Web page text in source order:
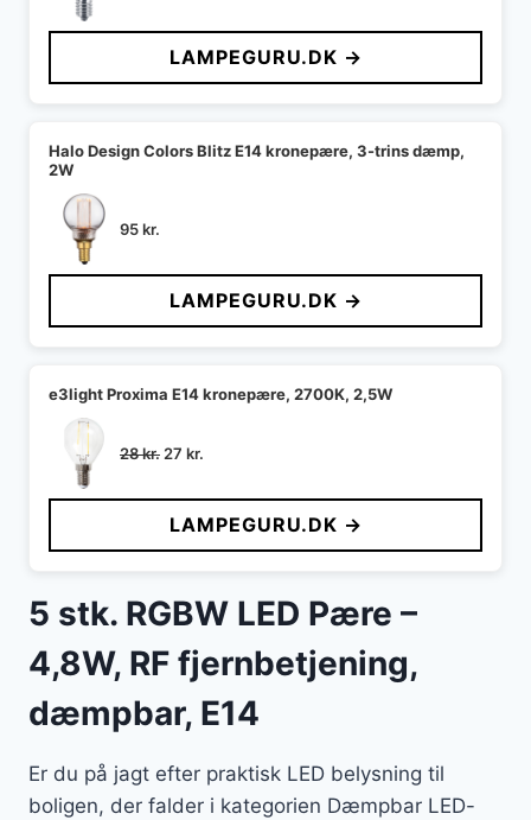
LAMPEGURU.DK →
Halo Design Colors Blitz E14 kronepære, 3-trins dæmp,
2W
95kr.
LAMPEGURU.DK →
e3light Proxima E14 kronepære, 2700K, 2,5W
28kr. Den
pris
var:
28 kr..
27 kr.
pris
er:
27 kr..
LAMPEGURU.DK →
5 stk. RGBW LED Pære –
4,8W, RF fjernbetjening,
dæmpbar, E14
Er du på jagt efter praktisk LED belysning til
boligen, der falder i kategorien Dæmpbar LED-